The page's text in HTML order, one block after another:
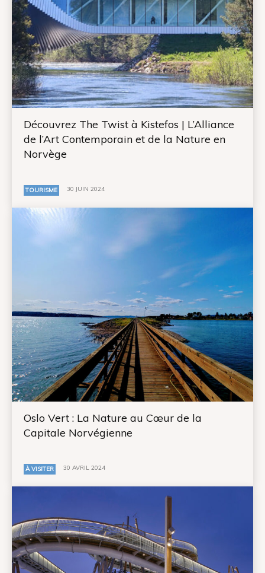
Découvrez The Twist à Kistefos | L’Alliance
de l’Art Contemporain et de la Nature en
Norvège
TOURISME 30 JUIN 2024
Oslo Vert : La Nature au Cœur de la
Capitale Norvégienne
À VISITER 30 AVRIL 2024